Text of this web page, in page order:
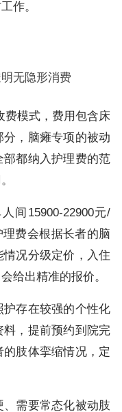
作。
无隐形消费
费模式，费用包含床
，脑瘫专项的被动
部都纳入护理费的范
间15900-22900元/
理费会根据长者的脑
况分级定价，入住
给出精准的报价。
存在较强的个性化
，提前预约到院完
肢体挛缩情况，定
需要常态化被动肢